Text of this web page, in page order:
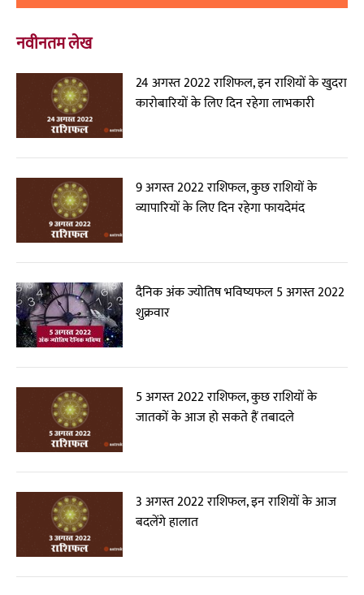
नवीनतम लेख
24 अगस्त 2022 राशिफल, इन राशियों के खुदरा
कारोबारियों के लिए दिन रहेगा लाभकारी
9 अगस्त 2022 राशिफल, कुछ राशियों के
व्यापारियों के लिए दिन रहेगा फायदेमंद
दैनिक अंक ज्योतिष भविष्यफल 5 अगस्त 2022
शुक्रवार
5 अगस्त 2022 राशिफल, कुछ राशियों के
जातकों के आज हो सकते हैं तबादले
3 अगस्त 2022 राशिफल, इन राशियों के आज
बदलेंगे हालात